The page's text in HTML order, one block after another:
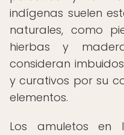
indígenas suelen
naturales, como
hierbas y
consideran
y curativos por su
elementos.
Los amuletos en